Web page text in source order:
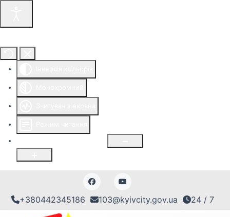
+380442345186 103@kyivcity.gov.ua 24 / 7